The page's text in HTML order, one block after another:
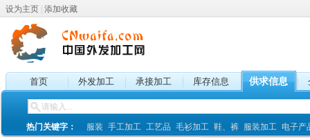
设为主页 添加收藏
首页 外发加工 承接加工 库存信息 供求信息
热门关键字： 服装 手工加工 工艺品 毛衫加工 鞋、裤 服装加工 电子产